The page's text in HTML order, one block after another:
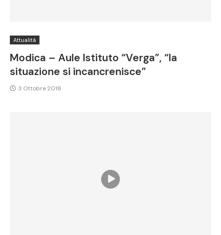
Attualità
Modica – Aule Istituto “Verga”, “la
situazione si incancrenisce”
3 Ottobre 2018